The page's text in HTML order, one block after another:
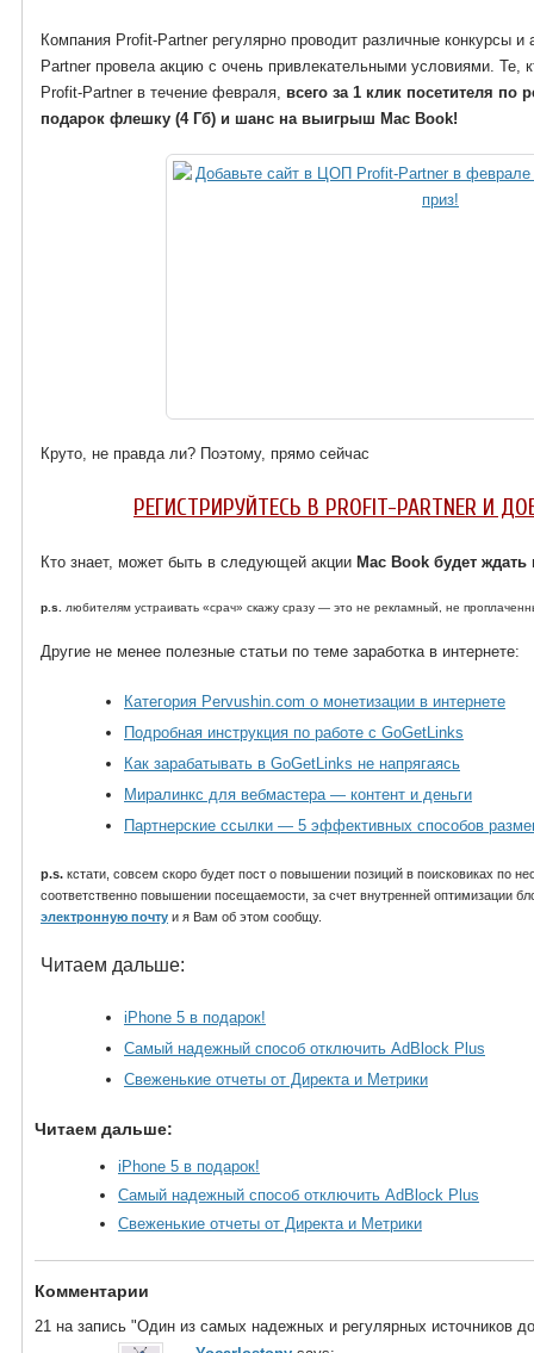
Компания Profit-Partner регулярно проводит различные конкурсы
Partner провела акцию с очень привлекательными условиями.
Profit-Partner в течение февраля, всего за 1 клик посетителя
подарок флешку (4 Гб) и шанс на выигрыш Mac Book!
Круто, не правда ли? Поэтому, прямо сейчас
РЕГИСТРИРУЙТЕСЬ В PROFIT-PARTNER И
Кто знает, может быть в следующей акции Mac Book будет
p.s. любителям устраивать «срач» скажу сразу — это не рекламный, не
Другие не менее полезные статьи по теме заработка в интернете:
Категория Pervushin.com о монетизации в интернете
Подробная инструкция по работе с GoGetLinks
Как зарабатывать в GoGetLinks не напрягаясь
Миралинкс для вебмастера — контент и деньги
Партнерские ссылки — 5 эффективных способов
p.s. кстати, совсем скоро будет пост о повышении позиций в поисковиках по
соответственно повышении посещаемости, за счет внутренней оптимизации
электронную почту и я Вам об этом сообщу.
Читаем дальше:
iPhone 5 в подарок!
Самый надежный способ отключить AdBlock Plus
Свеженькие отчеты от Директа и Метрики
Читаем дальше:
iPhone 5 в подарок!
Самый надежный способ отключить AdBlock Plus
Свеженькие отчеты от Директа и Метрики
Комментарии
21 на запись "Один из самых надежных и регулярных источников